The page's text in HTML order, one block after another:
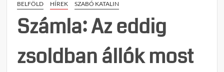
BELFÖLD HÍREK SZABÓ KATALIN
Számla: Az eddig
zsoldban állók most